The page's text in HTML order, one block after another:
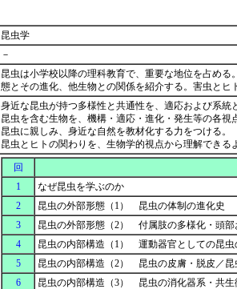
昆虫学
－
昆虫は小学校以降の理科教育で、重要な地位を占め
態とその進化、他生物との関係を紹介する。害虫と
身近な昆虫が持つ多様性と共通性を、適応および系統
昆虫を含む生物を、機構・適応・進化・発生等の各
昆虫に親しみ、身近な自然を教材化する力をつける。
昆虫とヒトの関わりを、生物学的視点から理解できる
回
1
なぜ昆虫を学ぶのか
2
昆虫の外部形態（1） 昆虫の体制の進化史
3
昆虫の外部形態（2） 付属肢の多様化・頭
4
昆虫の内部構造（1） 運動器官としての昆
5
昆虫の内部構造（2） 昆虫の皮膚・脱皮／
6
昆虫の内部構造（3） 昆虫の消化器系・共